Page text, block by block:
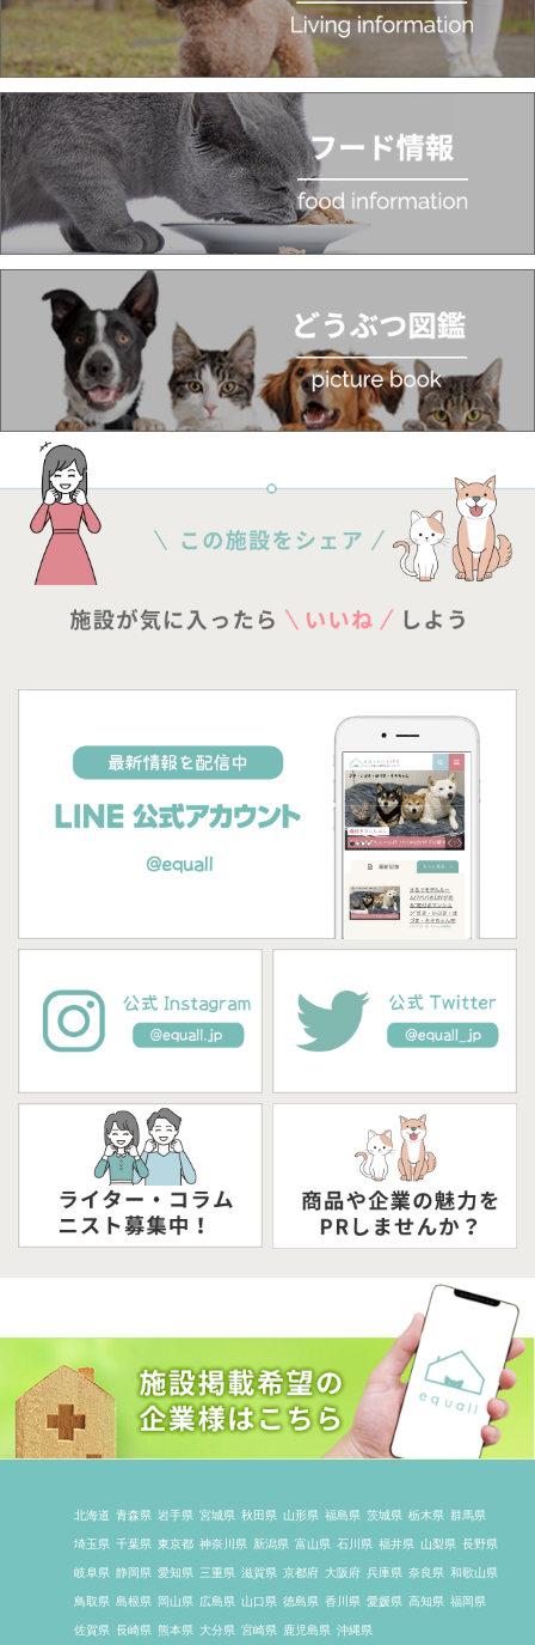
北海道 青森県 岩手県 宮城県 秋田県 山形県 福島県 茨城県 栃木県 群馬県
埼玉県 千葉県 東京都 神奈川県 新潟県 富山県 石川県 福井県 山梨県 長野県
岐阜県 静岡県 愛知県 三重県 滋賀県 京都府 大阪府 兵庫県 奈良県 和歌山県
鳥取県 島根県 岡山県 広島県 山口県 徳島県 香川県 愛媛県 高知県 福岡県
佐賀県 長崎県 熊本県 大分県 宮崎県 鹿児島県 沖縄県